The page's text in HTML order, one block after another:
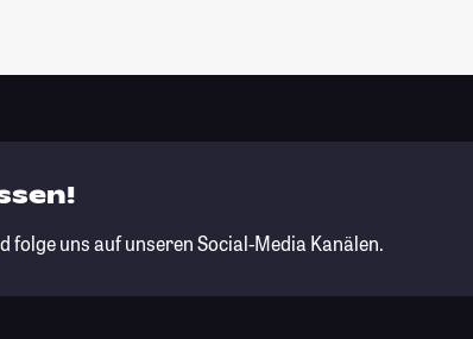
folge uns auf unseren Social-Media Kanälen.